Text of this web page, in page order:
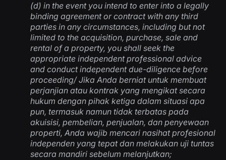
(d) in the event you intend to enter into a legally
binding agreement or contract with any third
parties in any circumstances, including but not
limited to the acquisition, purchase, sale and
rental of a property, you shall seek the
appropriate independent professional advice
and conduct independent due-diligence before
proceeding/Jika Anda berniat untuk membuat
perjanjian atau kontrak yang mengikat secara
hukum dengan pihak ketiga dalam situasi apa
pun, termasuk namun tidak terbatas pada
akuisisi, pembelian, penjualan, dan penyewaan
properti, Anda wajib mencari nasihat profesional
independen yang tepat dan melakukan uji tuntas
secara mandiri sebelum melanjutkan;